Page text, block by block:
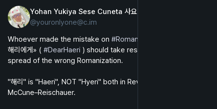
@youronlyone@c.im
Whoever made the mistake on #Romanization
해리에게» ( #DearHaeri ) should take responsibility for the
spread of the wrong Romanization.
"해리" is "Haeri", NOT "Hyeri" both in Revised Romanization &
McCune–Reischauer.